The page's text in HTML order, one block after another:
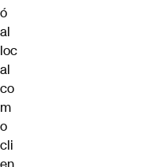
ó
al
loc
al
co
m
o
cli